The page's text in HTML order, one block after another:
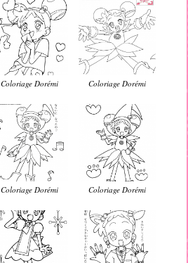
Coloriage Dorémi Coloriage Dorémi
Coloriage Dorémi Coloriage Dorémi